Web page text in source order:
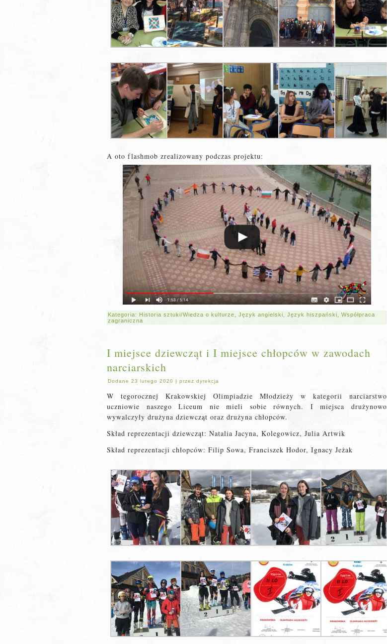
A oto flashmob zrealizowany podczas projektu:
Kategoria: Historia sztuki/Wiedza o kulturze Język angielski Język hiszpański
Współpraca
zagraniczna
I miejsce dziewcząt i I miejsce chłopców w zawodach
narciarskich
Dodane 23 lutego 2020 | przez dyrekcja
W tegorocznej Krakowskiej Olimpiadzie Młodzieży w kategorii narciarstwo
uczniowie naszego Liceum nie mieli sobie równych. I miejsca drużynowo
wywalczyły drużyna dziewcząt oraz drużyna chłopców.
Skład reprezentacji dziewcząt: Natalia Jacyna, Kolegowicz, Julia Artwik
Skład reprezentacji chłopców: Filip Sowa, Franciszek Hodor, Ignacy Jeżak